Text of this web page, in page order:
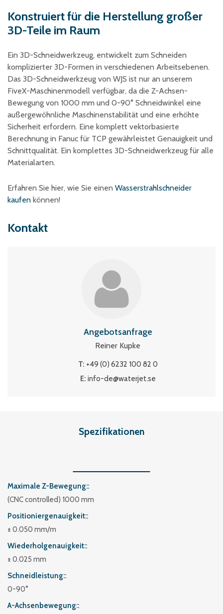
Konstruiert für die Herstellung großer
3D-Teile im Raum
Ein 3D-Schneidwerkzeug, entwickelt zum Schneiden
komplizierter 3D-Formen in verschiedenen Arbeitsebenen.
Das 3D-Schneidwerkzeug von WJS ist nur an unserem
FiveX-Maschinenmodell verfügbar, da die Z-Achsen-
Bewegung von 1000 mm und 0-90° Schneidwinkel eine
außergewöhnliche Maschinenstabilität und eine erhöhte
Sicherheit erfordern. Eine komplett vektorbasierte
Berechnung in Fanuc für TCP gewährleistet Genauigkeit und
Schnittqualität. Ein komplettes 3D-Schneidwerkzeug für alle
Materialarten.
Erfahren Sie hier, wie Sie einen Wasserstrahlschneider
kaufen können!
Kontakt
Angebotsanfrage
Reiner Kupke
T: +49 (0) 6232 100 82 0
E: info-de@waterjet.se
Spezifikationen
Maximale Z-Bewegung:
(CNC controlled) 1000 mm
Positioniergenauigkeit:
± 0.050 mm/m
Wiederholgenauigkeit:
± 0.025 mm
Schneidleistung:
0-90°
A-Achsenbewegung:
Dämmstoffe
Holz – Holzwerkstoffe
Veranstaltungskalender
Karriere
Händler werden
Spare Parts Login
Kontakt